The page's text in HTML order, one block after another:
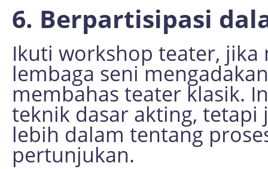
6. Berpartisipasi
Ikuti workshop teater,
lembaga seni
membahas teater klasik.
teknik dasar akting,
lebih dalam tentang
pertunjukan.